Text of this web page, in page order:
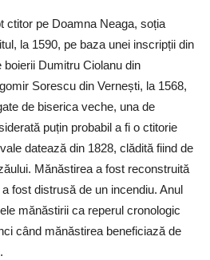
ctitor pe Doamna Neaga, soția
la 1590, pe baza unei inscripții din
Dumitru Ciolanu din
Sorescu din Vernești, la 1568,
de biserica veche, una de
puțin probabil a fi o ctitorie
datează din 1828, clădită fiind de
Mănăstirea a fost reconstruită
fost distrusă de un incendiu. Anul
mănăstirii ca reperul cronologic
când mănăstirea beneficiază de